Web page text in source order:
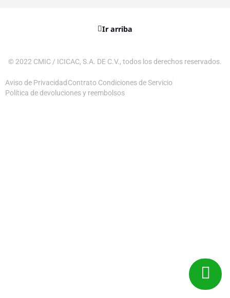
Ir arriba
© 2022 CMIC / ICICAC, S.A. DE C.V., todos los derechos reservados.
Aviso de Privacidad Contrato Condiciones de Servicio
Política de devoluciones y reembolsos